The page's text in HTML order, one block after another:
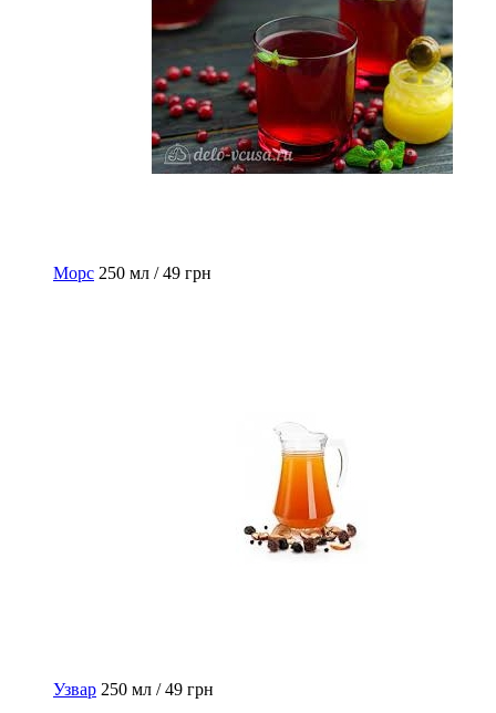
Морс 250 мл / 49 грн
Узвар 250 мл / 49 грн